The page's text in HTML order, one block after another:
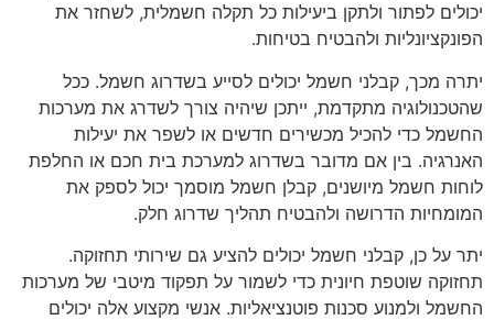
יכולים לפתור ולתקן ביעילות כל תקלה חשמלית, לשחזר את
הפונקציונליות ולהבטיח בטיחות.
יתרה מכך, קבלני חשמל יכולים לסייע בשדרוג חשמל. ככל
שהטכנולוגיה מתקדמת, ייתכן שיהיה צורך לשדרג את מערכות
החשמל כדי להכיל מכשירים חדשים או לשפר את יעילות
האנרגיה. בין אם מדובר בשדרוג למערכת בית חכם או החלפת
לוחות חשמל מיושנים, קבלן חשמל מוסמך יכול לספק את
המומחיות הדרושה ולהבטיח תהליך שדרוג חלק.
יתר על כן, קבלני חשמל יכולים להציע גם שירותי תחזוקה.
תחזוקה שוטפת חיונית כדי לשמור על תפקוד מיטבי של מערכות
החשמל ולמנוע סכנות פוטנציאליות. אנשי מקצוע אלה יכולים